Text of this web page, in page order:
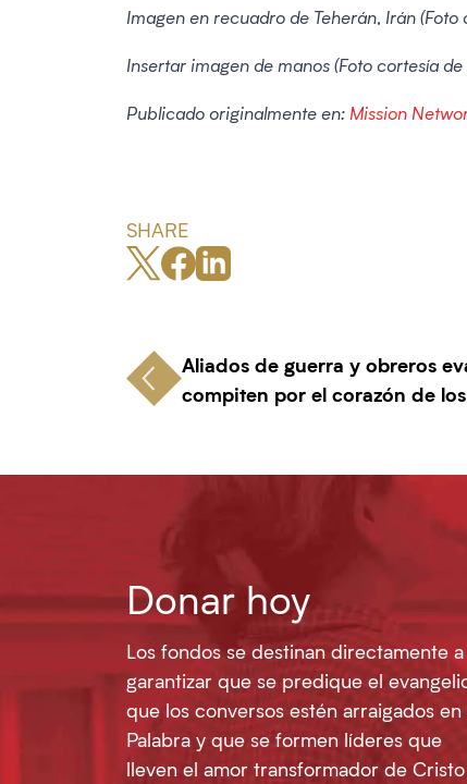
Imagen en recuadro de Teherán, Irán
Insertar imagen de manos (Foto cortesía
Publicado originalmente en: Mission
SHARE
Aliados de guerra y obreros
compiten por el corazón de
Donar hoy
Los fondos se destinan directamente a
garantizar que se predique el
que los conversos estén arraigados en
Palabra y que se formen líderes que
lleven el amor transformador de